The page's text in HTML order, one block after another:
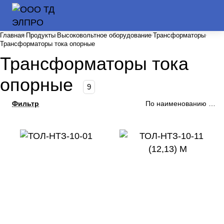
Главная Продукты Высоковольтное оборудование Трансформаторы
Трансформаторы тока опорные
Трансформаторы тока
опорные
9
Фильтр По наименованию (А-